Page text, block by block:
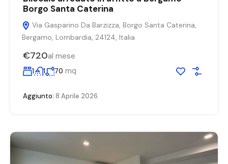
Borgo Santa Caterina
Via Gasparino Da Barzizza, Borgo Santa Caterina,
Bergamo, Lombardia, 24124, Italia
€720al mese
1 1 70 mq
Aggiunto: 8 Aprile 2026